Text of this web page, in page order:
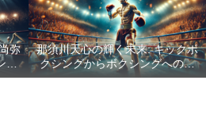
弥
タ
那須川天心の輝く未来: キックボ
クシングからボクシングへの成
功した転身